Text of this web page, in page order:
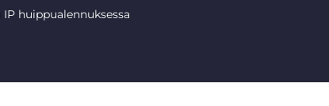
huippualennuksessa